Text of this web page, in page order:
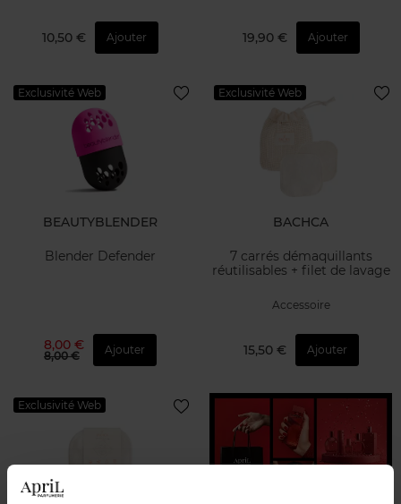
10,50 € Ajouter 19,90 € Ajouter
Exclusivité Web
BEAUTYBLENDER
Blender Defender
8,00 €
8,00 € Ajouter
Exclusivité Web
BACHCA
7 carrés démaquillants
réutilisables + filet de lavage
Accessoire
15,50 € Ajouter
Exclusivité Web